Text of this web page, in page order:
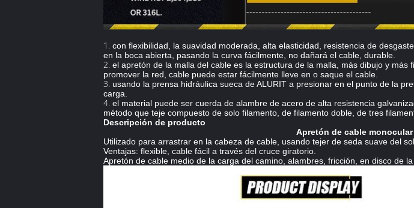
1. con flexibilidad, la suavidad moderada, alta elasticidad, resistencia de
en la boca abierta, pasando la curva fácilmente, no dañará el cable, durable.
2. el apretón de la malla del cable es la estructura de la malla, más dibujo y
promover la red, cable puede estar fácilmente lleve en o saque el cable.
3. usando la prensa hidráulica sueca de ALURIT a presionar en el punto de la
carga.
4. el material puede ser cuerda de alambre de acero de alta resistencia
método que teje compuesto de solo filamento, de filamento doble, de tres
Descripción de producto
Apretón de cable
Utilizado para arrastrar en la cabeza de cable, usando tejer de seda suave del
Ventajas: flexible, cable fácil a través del cruce giratorio.
Apretón de cable medio de la carga del camino, alambres, fricción, en disco de